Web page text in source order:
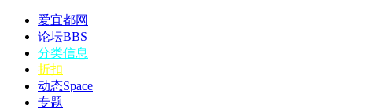
爱宜都网
论坛BBS
分类信息
折扣
动态Space
专题